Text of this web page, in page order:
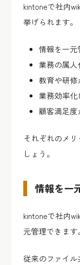
kintoneで社内
挙げられます。
情報を一元
業務の属人
教育や研
業務効率化
顧客満足度
それぞれのメ
しょう。
情報を一
kintoneで社内
元管理できます。
従来のファイ